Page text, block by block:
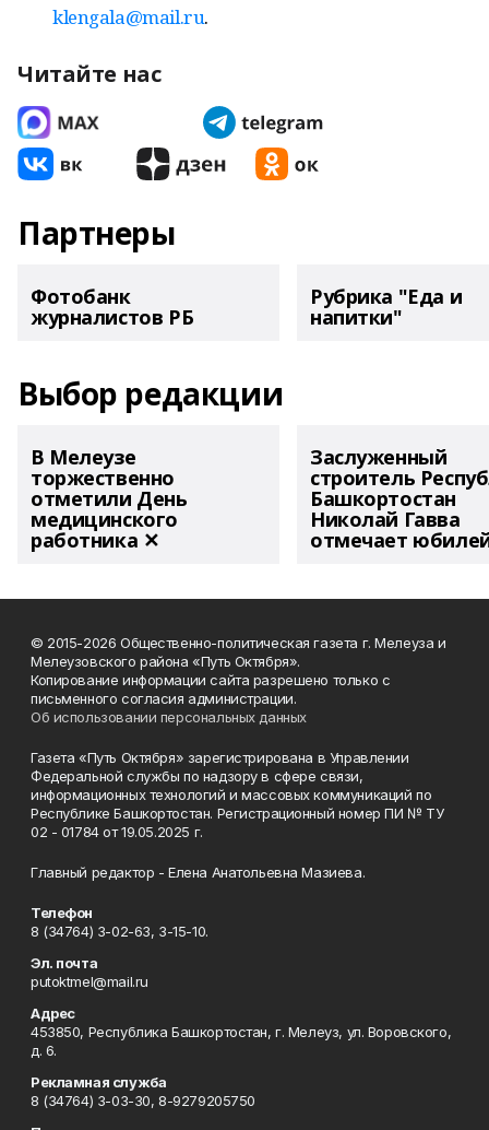
klengala@mail.ru.
Читайте нас
Партнеры
Фотобанк
журналистов РБ
Рубрика "Еда и
напитки"
Выбор редакции
В Мелеузе
торжественно
отметили День
медицинского
работника ✕
Заслуженный
строитель
Башкортостан
Николай Гавва
отмечает
© 2015-2026 Общественно-политическая газета г. Мелеуза и
Мелеузовского района «Путь Октября».
Копирование информации сайта разрешено только с
письменного согласия администрации.
Об использовании персональных данных
Газета «Путь Октября» зарегистрирована в Управлении
Федеральной службы по надзору в сфере связи,
информационных технологий и массовых коммуникаций по
Республике Башкортостан. Регистрационный номер ПИ № ТУ
02 - 01784 от 19.05.2025 г.
Главный редактор - Елена Анатольевна Мазиева.
Телефон
8 (34764) 3-02-63, 3-15-10.
Эл. почта
putoktmel@mail.ru
Адрес
453850, Республика Башкортостан, г. Мелеуз, ул. Воровского,
д. 6.
Рекламная служба
8 (34764) 3-03-30, 8-9279205750